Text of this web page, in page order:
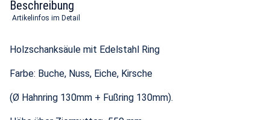
Beschreibung
Artikelinfos im Detail
Holzschanksäule mit Edelstahl Ring
Farbe: Buche, Nuss, Eiche, Kirsche
(Ø Hahnring 130mm + Fußring 130mm).